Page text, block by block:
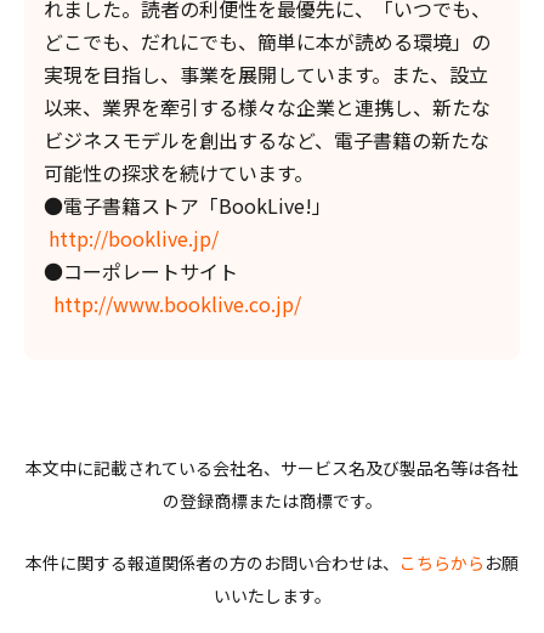
れました。読者の利便性を最優先に、「いつでも、
どこでも、だれにでも、簡単に本が読める環境」の
実現を目指し、事業を展開しています。また、設立
以来、業界を牽引する様々な企業と連携し、新たな
ビジネスモデルを創出するなど、電子書籍の新たな
可能性の探求を続けています。
●電子書籍ストア「BookLive!」
http://booklive.jp/
●コーポレートサイト
http://www.booklive.co.jp/
本文中に記載されている会社名、サービス名及び製品名等は各社
の登録商標または商標です。
本件に関する報道関係者の方のお問い合わせは、 こちらから お願
いいたします。